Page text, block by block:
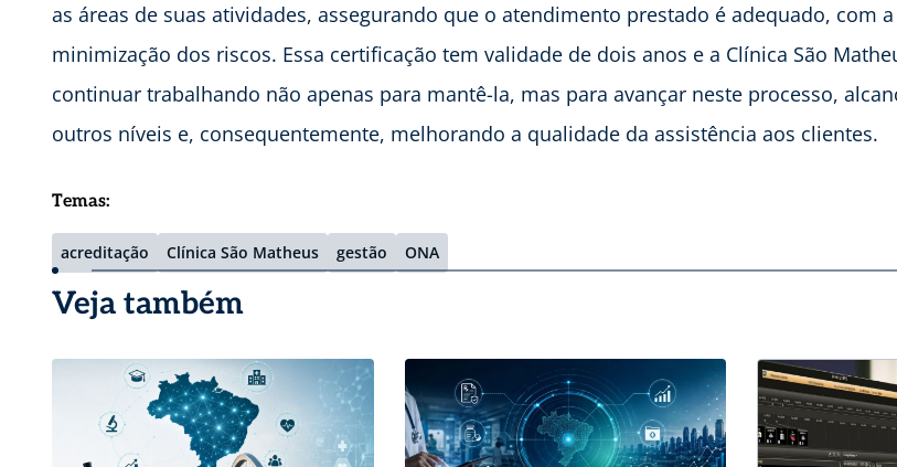
as áreas de suas atividades, assegurando que o atendimento prestado é adequado, com a
minimização dos riscos. Essa certificação tem validade de dois anos e a Clínica São
continuar trabalhando não apenas para mantê-la, mas para avançar neste processo,
outros níveis e, consequentemente, melhorando a qualidade da assistência aos clientes.
Temas:
acreditação Clínica São Matheus gestão ONA
Veja também